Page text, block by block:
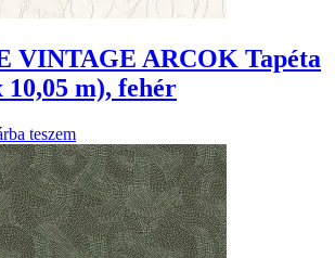
VINTAGE ARCOK Tapéta
10,05 m), fehér
teszem